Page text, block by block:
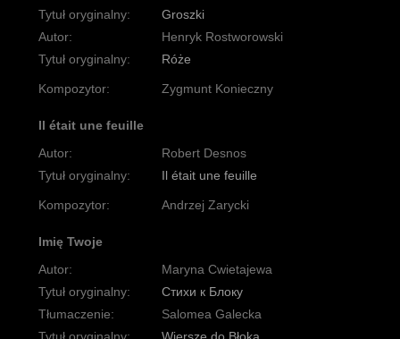
Tytuł oryginalny:
Groszki
Autor:
Henryk Rostworowski
Tytuł oryginalny:
Róże
Kompozytor: Zygmunt Konieczny
Il était une feuille
Autor:
Robert Desnos
Tytuł oryginalny:
Il était une feuille
Kompozytor: Andrzej Zarycki
Imię Twoje
Autor:
Maryna Cwietajewa
Tytuł oryginalny:
Стихи к Блоку
Tłumaczenie:
Salomea Galecka